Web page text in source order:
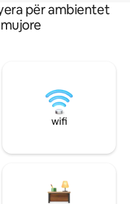
për ambientet
wifi